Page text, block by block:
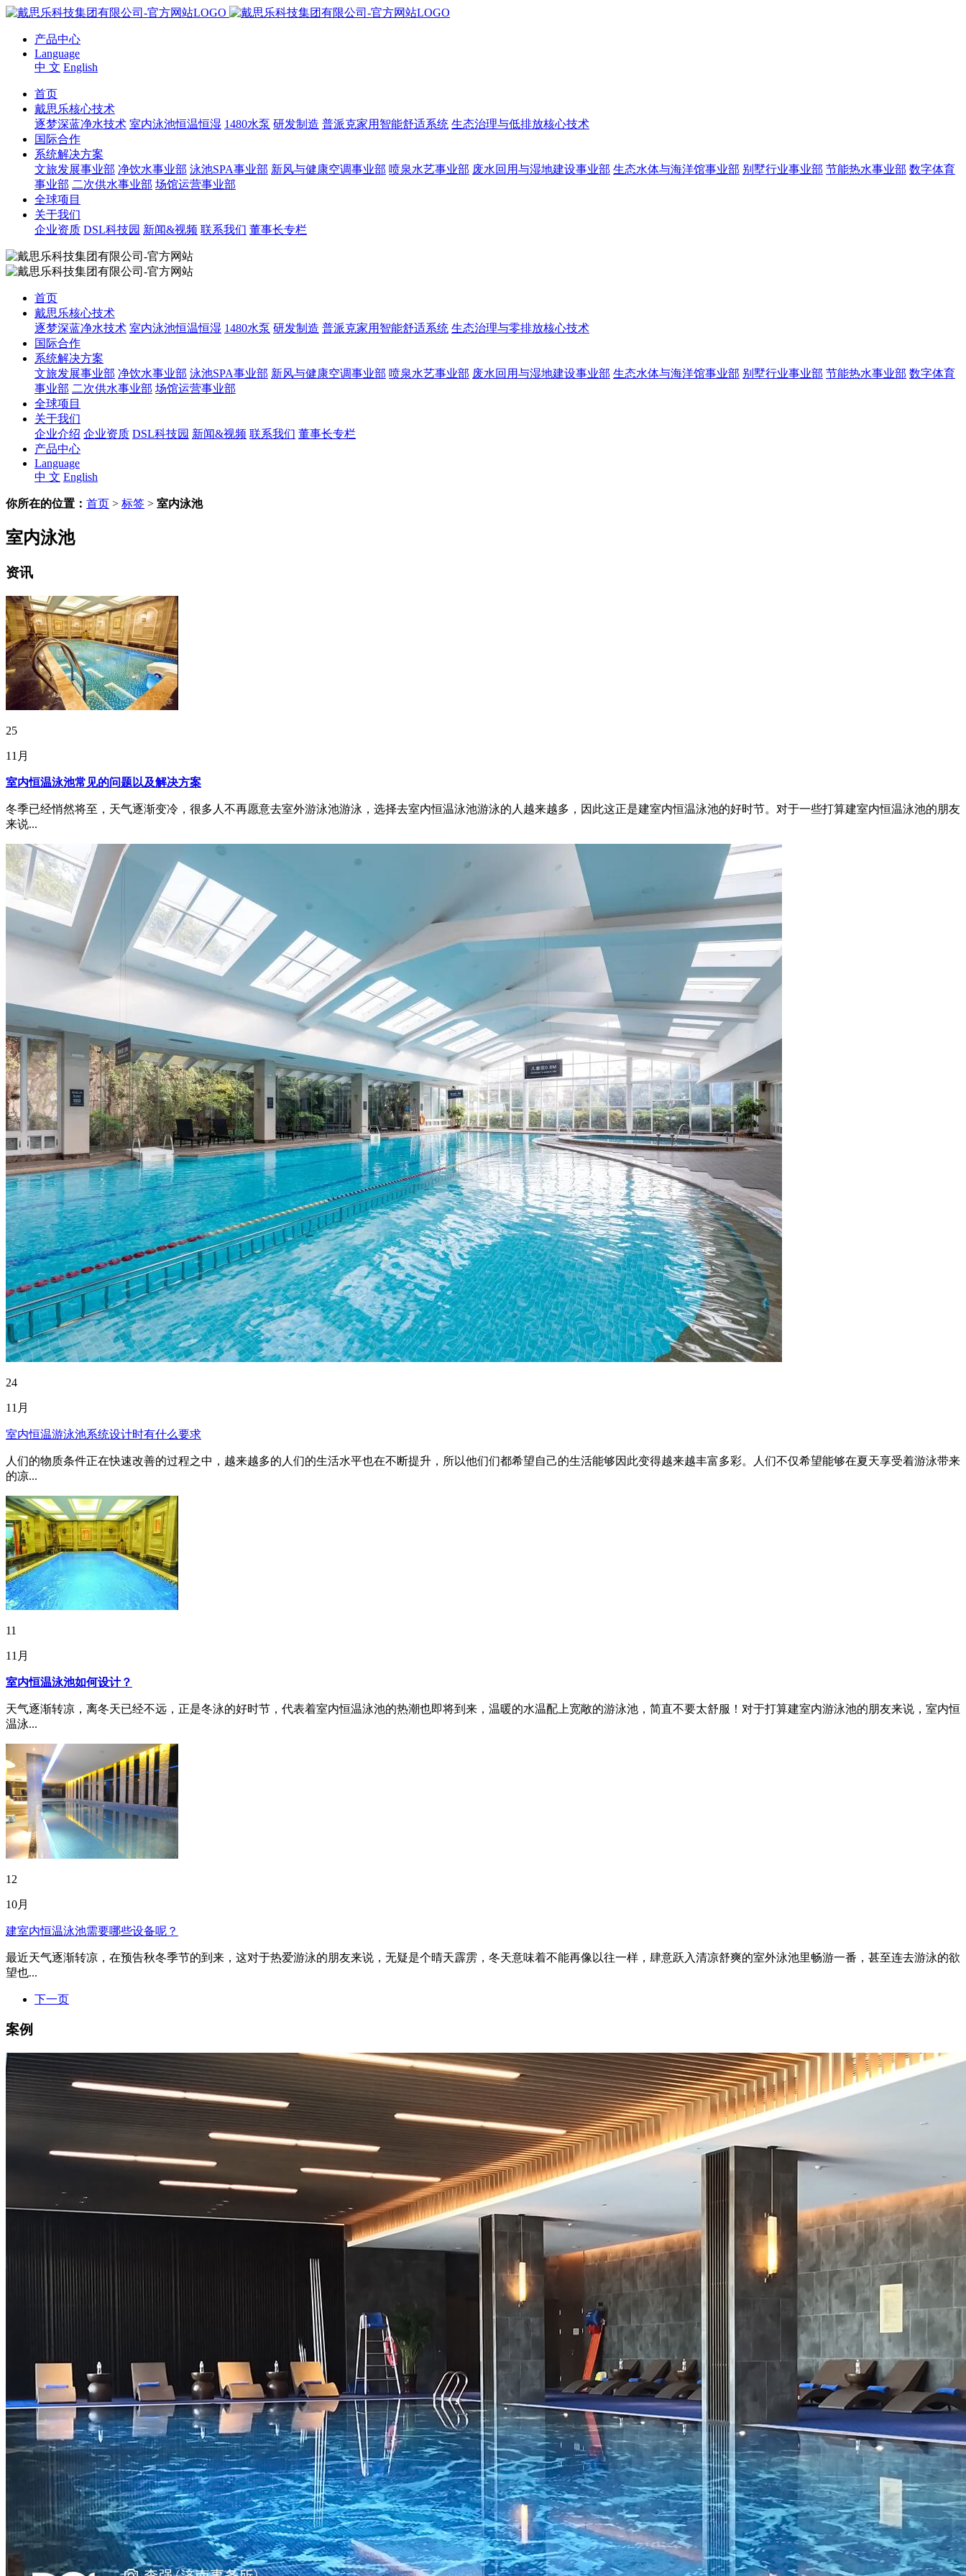
产品中心
Language
中 文 English
首页
戴思乐核心技术
逐梦深蓝净水技术 室内泳池恒温恒湿 1480水泵 研发制造 普派克家用智能舒适系统 生态治理与低排放核心技术
国际合作
系统解决方案
文旅发展事业部 净饮水事业部 泳池SPA事业部 新风与健康空调事业部 喷泉水艺事业部 废水回用与湿地建设事业部 生态水体与海洋馆事业部 别墅行业事业部 节能热水事业部 数字体育
事业部 二次供水事业部 场馆运营事业部
全球项目
关于我们
企业资质 DSL科技园 新闻&视频 联系我们 董事长专栏
首页
戴思乐核心技术
逐梦深蓝净水技术 室内泳池恒温恒湿 1480水泵 研发制造 普派克家用智能舒适系统 生态治理与零排放核心技术
国际合作
系统解决方案
文旅发展事业部 净饮水事业部 泳池SPA事业部 新风与健康空调事业部 喷泉水艺事业部 废水回用与湿地建设事业部 生态水体与海洋馆事业部 别墅行业事业部 节能热水事业部 数字体育
事业部 二次供水事业部 场馆运营事业部
全球项目
关于我们
企业介绍 企业资质 DSL科技园 新闻&视频 联系我们 董事长专栏
产品中心
Language
中 文 English
你所在的位置： 首页 > 标签 > 室内泳池
室内泳池
资讯
25
11月
室内恒温泳池常见的问题以及解决方案
冬季已经悄然将至，天气逐渐变冷，很多人不再愿意去室外游泳池游泳，选择去室内恒温泳池游泳的人越来越多，因此这正是建室内恒温泳池的好时节。对于一些打算建室内恒温泳池的朋友
来说...
24
11月
室内恒温游泳池系统设计时有什么要求
人们的物质条件正在快速改善的过程之中，越来越多的人们的生活水平也在不断提升，所以他们们都希望自己的生活能够因此变得越来越丰富多彩。人们不仅希望能够在夏天享受着游泳带来
的凉...
11
11月
室内恒温泳池如何设计？
天气逐渐转凉，离冬天已经不远，正是冬泳的好时节，代表着室内恒温泳池的热潮也即将到来，温暖的水温配上宽敞的游泳池，简直不要太舒服！对于打算建室内游泳池的朋友来说，室内恒
温泳...
12
10月
建室内恒温泳池需要哪些设备呢？
最近天气逐渐转凉，在预告秋冬季节的到来，这对于热爱游泳的朋友来说，无疑是个晴天霹雳，冬天意味着不能再像以往一样，肆意跃入清凉舒爽的室外泳池里畅游一番，甚至连去游泳的欲
望也...
下一页
案例